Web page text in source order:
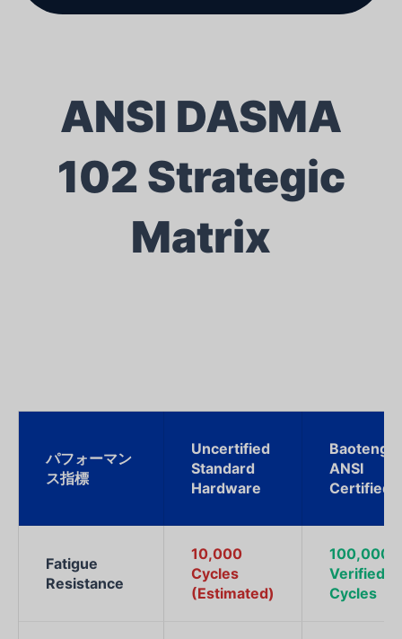
ANSI DASMA
102 Strategic
Matrix
パフォーマン
ス指標
Uncertified
Standard
Hardware
Baoteng
ANSI
Certified
Fatigue
Resistance
10,000
Cycles
(Estimated)
100,000
Verified
Cycles